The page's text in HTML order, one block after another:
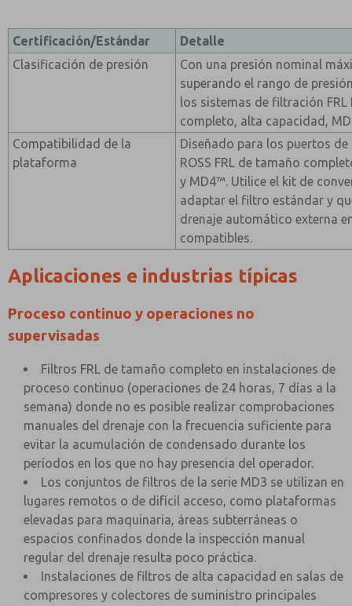
Certificación/Estándar
Detalle
Clasificación de presión
Con una presión nominal
superando el rango de
los sistemas de filtración FRL
completo, alta capacidad,
Compatibilidad de la
plataforma
Diseñado para los puertos
ROSS FRL de tamaño
y MD4™. Utilice el kit de
adaptar el filtro estándar y
drenaje automático externa
compatibles.
Aplicaciones e industrias típicas
Proceso continuo y operaciones no
supervisadas
Filtros FRL de tamaño completo en instalaciones de
proceso continuo (operaciones de 24 horas, 7 días a la
semana) donde no es posible realizar comprobaciones
manuales del drenaje con la frecuencia suficiente para
evitar la acumulación de condensado durante los
períodos en los que no hay presencia del operador.
Los conjuntos de filtros de la serie MD3 se utilizan en
lugares remotos o de difícil acceso, como plataformas
elevadas para maquinaria, áreas subterráneas o
espacios confinados donde la inspección manual
regular del drenaje resulta poco práctica.
Instalaciones de filtros de alta capacidad en salas de
compresores y colectores de suministro principales